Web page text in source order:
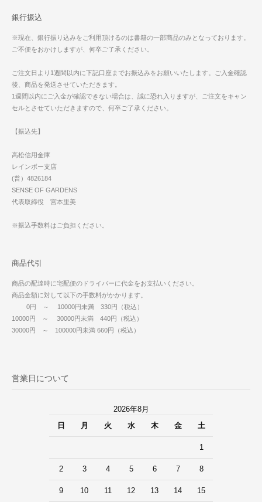
銀行振込
※現在、銀行振り込みをご利用頂けるのは書籍の一部商品のみとなっております。
ご不便をおかけしますが、何卒ご了承ください。
ご注文日より1週間以内に下記口座までお振込みをお願いいたします。ご入金確認
後、商品を発送させていただきます。
1週間以内にご入金が確認できない場合は、誠に恐れ入りますが、ご注文をキャン
セルとさせていただきますので、何卒ご了承ください。
【振込先】
高松信用金庫
レインボー支店
(普）4826184
SENSE OF GARDENS
代表取締役 宮本里美
※振込手数料はご負担ください。
商品代引
商品の配達時に宅配便のドライバーに代金をお支払いください。
商品金額に対して以下の手数料がかかります。
0円 ～ 10000円未満 330円（税込）
10000円 ～ 30000円未満 440円（税込）
30000円 ～ 100000円未満 660円（税込）
営業日について
2026年8月
日
月 火 水 木 金 土
1
2 3 4 5 6 7 8
9 10 11 12 13 14 15